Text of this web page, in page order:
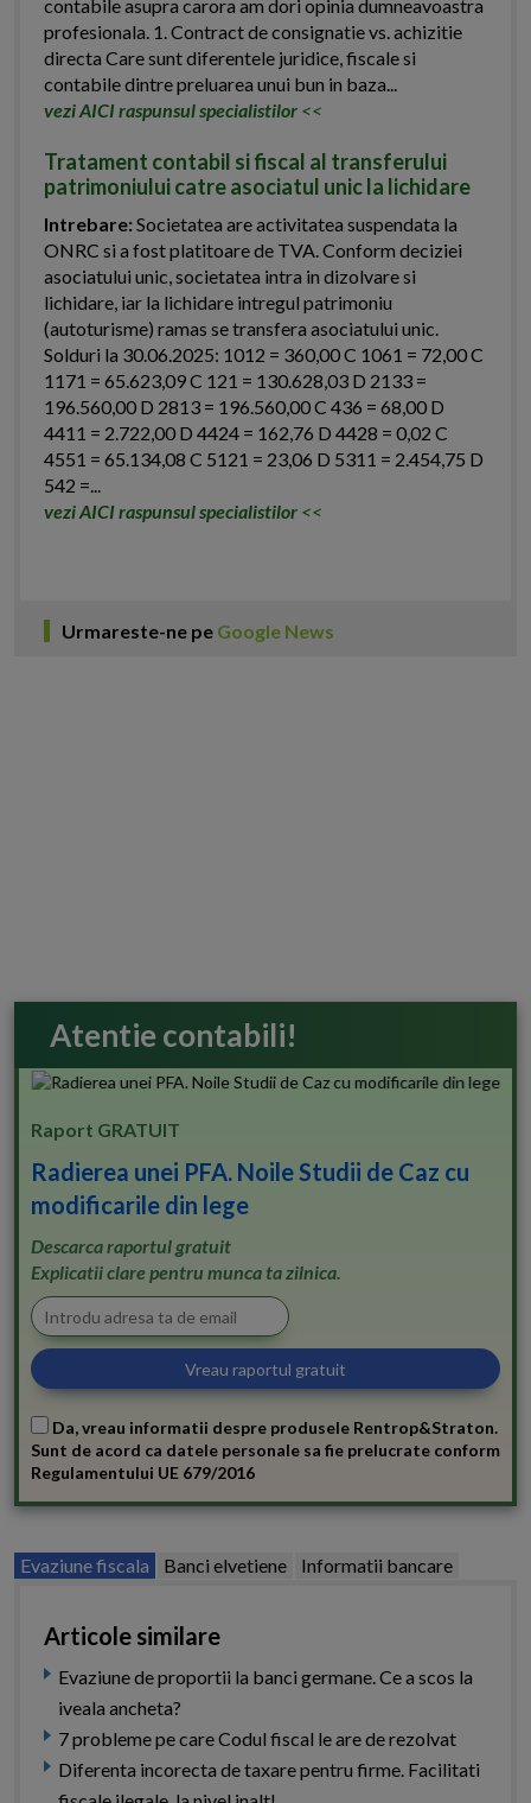
contabile asupra carora am dori opinia dumneavoastra
profesionala. 1. Contract de consignatie vs. achizitie
directa Care sunt diferentele juridice, fiscale si
contabile dintre preluarea unui bun in baza...
vezi AICI raspunsul specialistilor <<
Tratament contabil si fiscal al transferului
patrimoniului catre asociatul unic la lichidare
Intrebare:Societatea are activitatea suspendata la
ONRC si a fost platitoare de TVA. Conform deciziei
asociatului unic, societatea intra in dizolvare si
lichidare, iar la lichidare intregul patrimoniu
(autoturisme) ramas se transfera asociatului unic.
Solduri la 30.06.2025: 1012 = 360,00 C 1061 = 72,00 C
1171 = 65.623,09 C 121 = 130.628,03 D 2133 =
196.560,00 D 2813 = 196.560,00 C 436 = 68,00 D
4411 = 2.722,00 D 4424 = 162,76 D 4428 = 0,02 C
4551 = 65.134,08 C 5121 = 23,06 D 5311 = 2.454,75 D
542 =...
vezi AICI raspunsul specialistilor <<
Urmareste-ne pe Google News
Atentie contabili!
Raport GRATUIT
Radierea unei PFA. Noile Studii de Caz cu
modificarile din lege
Descarca raportul gratuit
Explicatii clare pentru munca ta zilnica.
Da, vreau informatii despre produsele Rentrop&Straton.
Sunt de acord ca datele personale sa fie prelucrate conform
Regulamentului UE 679/2016
Evaziune fiscala Banci elvetiene Informatii bancare
Articole similare
Evaziune de proportii la banci germane. Ce a scos la
iveala ancheta?
7 probleme pe care Codul fiscal le are de rezolvat
Diferenta incorecta de taxare pentru firme. Facilitati